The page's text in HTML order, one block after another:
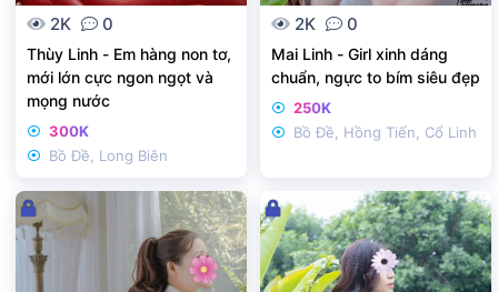
2K 0
Thùy Linh - Em hàng non tơ,
mới lớn cực ngon ngọt và
mọng nước
300K
Bồ Đề, Long Biên
2K 0
Mai Linh - Girl xinh dáng
chuẩn, ngực to bím siêu đẹp
250K
Bồ Đề, Hồng Tiến, Cổ Linh
Đ
ã
k
h
Đ
ã
k
h